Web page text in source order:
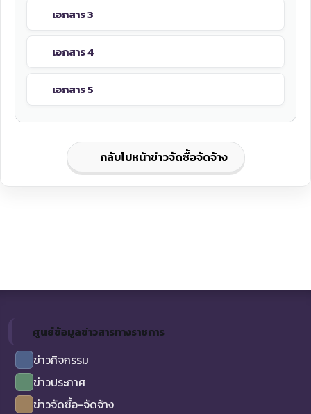
เอกสาร 3
เอกสาร 4
เอกสาร 5
กลับไปหน้าข่าวจัดซื้อจัดจ้าง
ศูนย์ข้อมูลข่าวสารทางราชการ
ข่าวกิจกรรม
ข่าวประกาศ
ข่าวจัดซื้อ-จัดจ้าง